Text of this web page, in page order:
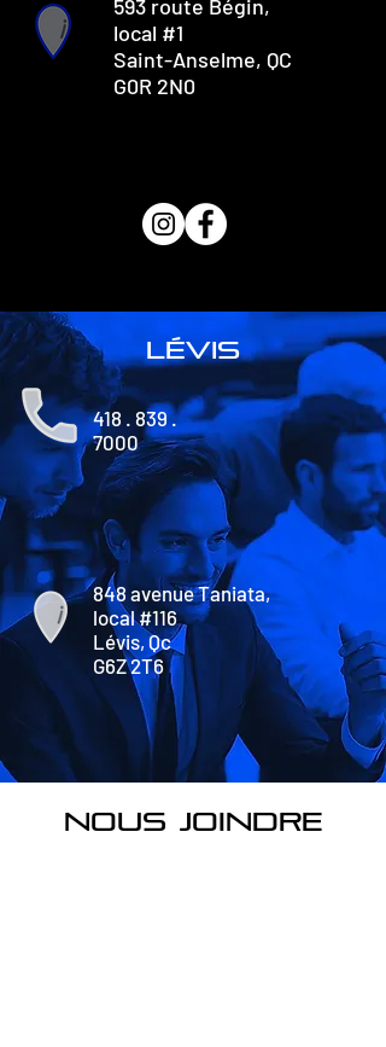
593 route Bégin,
local #1
Saint-Anselme, QC
G0R 2N0
lévis
418 . 839 .
7000
848 avenue Taniata,
local #116
Lévis, Qc
G6Z 2T6
nous joindre